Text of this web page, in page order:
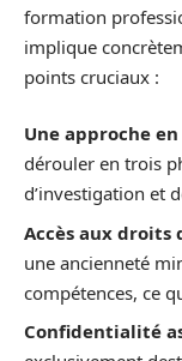
formation
implique
points cruciaux :
Une approche
dérouler en trois
d’investigation et
Accès aux droits
une ancienneté
compétences, ce
Confidentialité